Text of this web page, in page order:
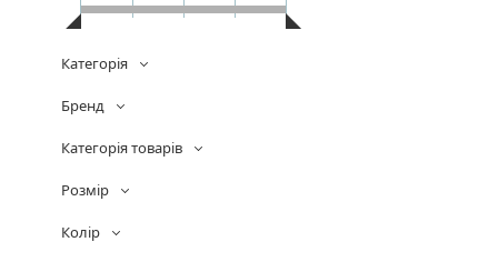
Категорія
Бренд
Категорія товарів
Розмір
Колір